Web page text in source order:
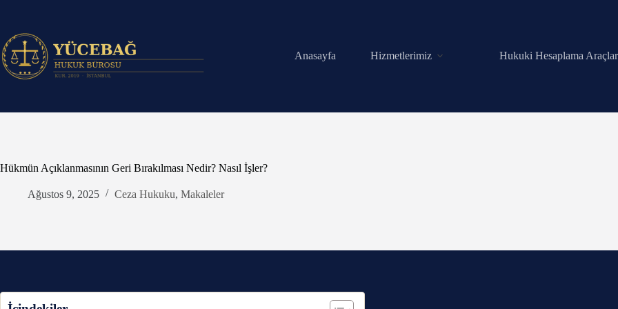
Anasayfa Hizmetlerimiz Hukuki Hesaplama
Hükmün Açıklanmasının Geri Bırakılması Nedir? Nasıl İşler?
Ağustos 9, 2025 Ceza Hukuku, Makaleler